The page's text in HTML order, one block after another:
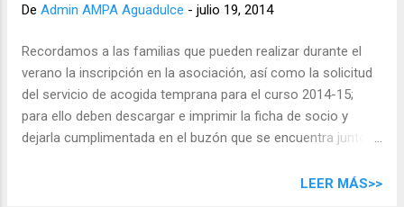
rellenar la ficha de inscripción que pueden imprimir o
tablón o puede solicitarla a los monitores de acogida
temprana. No es necesario hacerse socio para acceder al
servicio mensual o en días sueltos, pero igualmente hay que
rellenar la ficha para te...
De Admin AMPA Aguadulce - julio 19, 2014
Recordamos a las familias que pueden realizar durante el
verano la inscripción en la asociación, así como la solicitud
del servicio de acogida temprana para el curso 2014-15;
para ello deben descargar e imprimir la ficha de socio y
dejarla cumplimentada en el buzón que se encuentra junto a
actividades extraescolares quedan pendientes hasta el inicio
LEER MÁS>>